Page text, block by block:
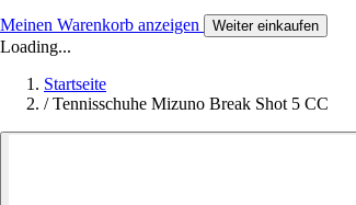
Meinen Warenkorb anzeigen Weiter einkaufen
Loading...
Startseite
/ Tennisschuhe Mizuno Break Shot 5 CC